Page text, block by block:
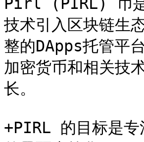
技术引入区块链生
整的DApps托管平
加密货币和相关技
长。
+PIRL 的目标是